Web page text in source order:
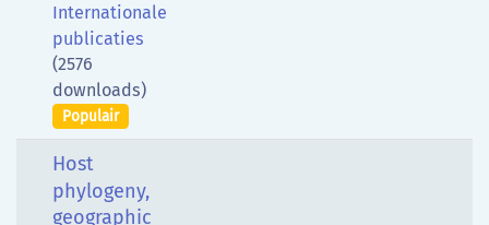
Internationale
publicaties
(2576
downloads)
Populair
Host
phylogeny,
geographic